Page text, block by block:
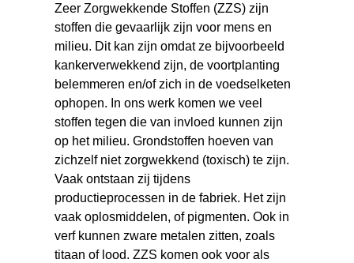
Zeer Zorgwekkende Stoffen (ZZS) zijn
stoffen die gevaarlijk zijn voor mens en
milieu. Dit kan zijn omdat ze bijvoorbeeld
kankerverwekkend zijn, de voortplanting
belemmeren en/of zich in de voedselketen
ophopen. In ons werk komen we veel
stoffen tegen die van invloed kunnen zijn
op het milieu. Grondstoffen hoeven van
zichzelf niet zorgwekkend (toxisch) te zijn.
Vaak ontstaan zij tijdens
productieprocessen in de fabriek. Het zijn
vaak oplosmiddelen, of pigmenten. Ook in
verf kunnen zware metalen zitten, zoals
titaan of lood. ZZS komen ook voor als